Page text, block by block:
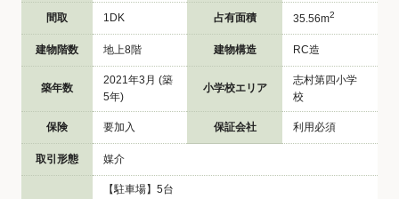
間取 1DK 占有面積 35.56m2
建物階数 地上8階 建物構造 RC造
築年数
2021年3月 (築
5年)
小学校エリア
志村第四小学
校
保険 要加入 保証会社 利用必須
取引形態 媒介
【駐車場】5台